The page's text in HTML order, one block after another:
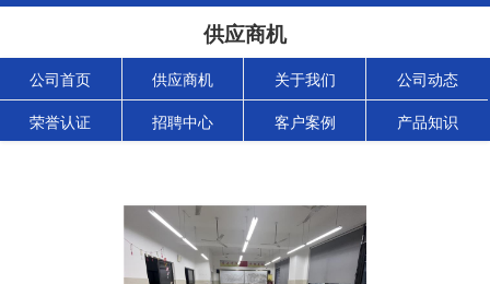
供应商机
公司首页 供应商机 关于我们 公司动态
荣誉认证 招聘中心 客户案例 产品知识